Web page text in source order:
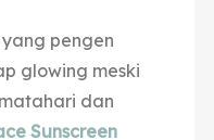
pengen
glowing meski
dan
Sunscreen